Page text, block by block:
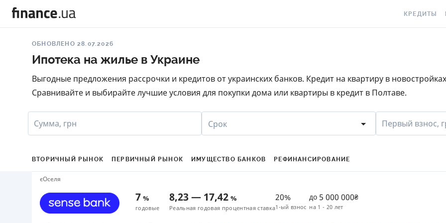
КРЕДИТЫ
КРЕДИТ
ИСТОРИЕЙ
ОБНОВЛЕНО 28.07.2026
Ипотека на жилье в Украине
Выгодные предложения рассрочки и кредитов от украинских банков. Кредит на квартиру в
Сравнивайте и выбирайте лучшие условия для покупки дома или квартиры в кредит в Полтаве.
Сумма, грн Срок Первый взнос,
ВТОРИЧНЫЙ РЫНОК ПЕРВИЧНЫЙ РЫНОК ИМУЩЕСТВО БАНКОВ РЕФИНАНСИРОВАНИЕ
єОселя
7 %
годовые
8,23— 17,42 %
Реальная годовая процентная ставка
20%
1-ый взнос
до 5 000 000₴
на 1 - 20 лет